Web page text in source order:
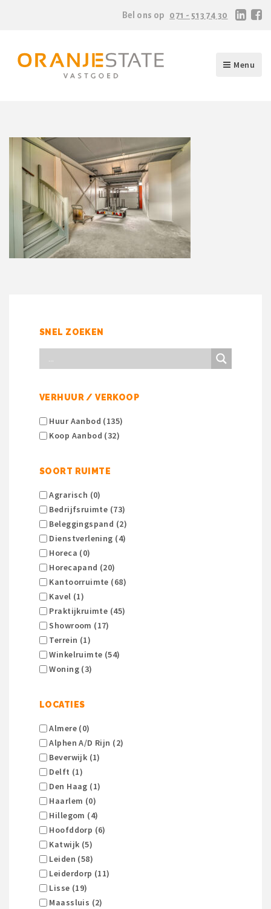
Bel ons op 071 - 513 74 30
Menu
SNEL ZOEKEN
VERHUUR / VERKOOP
Huur Aanbod (135)
Koop Aanbod (32)
SOORT RUIMTE
Agrarisch (0)
Bedrijfsruimte (73)
Beleggingspand (2)
Dienstverlening (4)
Horeca (0)
Horecapand (20)
Kantoorruimte (68)
Kavel (1)
Praktijkruimte (45)
Showroom (17)
Terrein (1)
Winkelruimte (54)
Woning (3)
LOCATIES
Almere (0)
Alphen A/d Rijn (2)
Beverwijk (1)
Delft (1)
Den Haag (1)
Haarlem (0)
Hillegom (4)
Hoofddorp (6)
Katwijk (5)
Leiden (58)
Leiderdorp (11)
Lisse (19)
Maassluis (2)